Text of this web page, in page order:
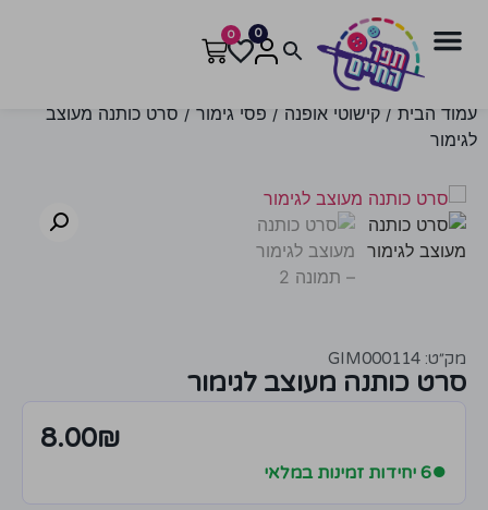
0
0
עמוד הבית / קישוטי אופנה / פסי גימור / סרט כותנה מעוצב
לגימור
מק״ט: GIM000114
סרט כותנה מעוצב לגימור
8.00₪
●6 יחידות זמינות במלאי